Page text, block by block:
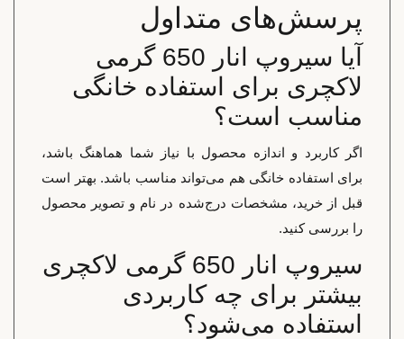
پرسش‌های متداول
آیا سیروپ انار 650 گرمی
لاکچری برای استفاده خانگی
مناسب است؟
اگر کاربرد و اندازه محصول با نیاز شما هماهنگ باشد،
برای استفاده خانگی هم می‌تواند مناسب باشد. بهتر است
قبل از خرید، مشخصات درج‌شده در نام و تصویر محصول
را بررسی کنید.
سیروپ انار 650 گرمی لاکچری
بیشتر برای چه کاربردی
استفاده می‌شود؟